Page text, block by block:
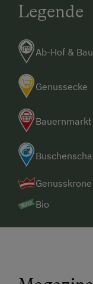
Legende
Ab-Hof &
Genussecke
Bauernmarkt
Genusskrone
Bio